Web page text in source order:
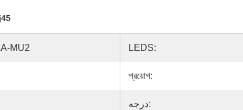
MU2 LEDS:
প্রয়োগ:
درجه: